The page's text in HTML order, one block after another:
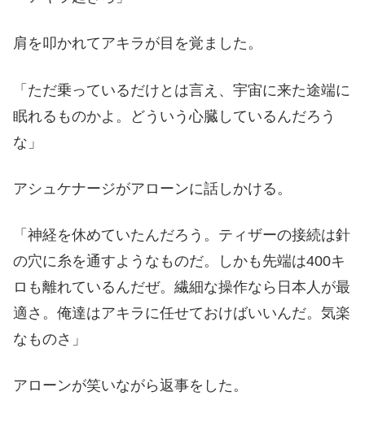
肩を叩かれてアキラが目を覚ました。
「ただ乗っているだけとは言え、宇宙に来た途端に
眠れるものかよ。どういう心臓しているんだろう
な」
アシュケナージがアローンに話しかける。
「神経を休めていたんだろう。ティザーの接続は針
の穴に糸を通すようなものだ。しかも先端は400キ
ロも離れているんだぜ。繊細な操作なら日本人が最
適さ。俺達はアキラに任せておけばいいんだ。気楽
なものさ」
アローンが笑いながら返事をした。